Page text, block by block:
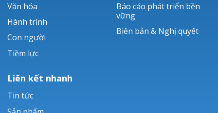
Văn hóa
Hành trình
Con người
Tiềm lực
Báo cáo phát triển bền
vững
Biên bản & Nghị quyết
Liên kết nhanh
Tin tức